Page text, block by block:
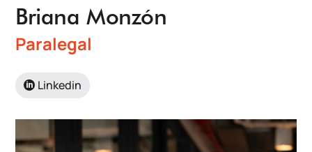
Briana Monzón
Paralegal
Linkedin